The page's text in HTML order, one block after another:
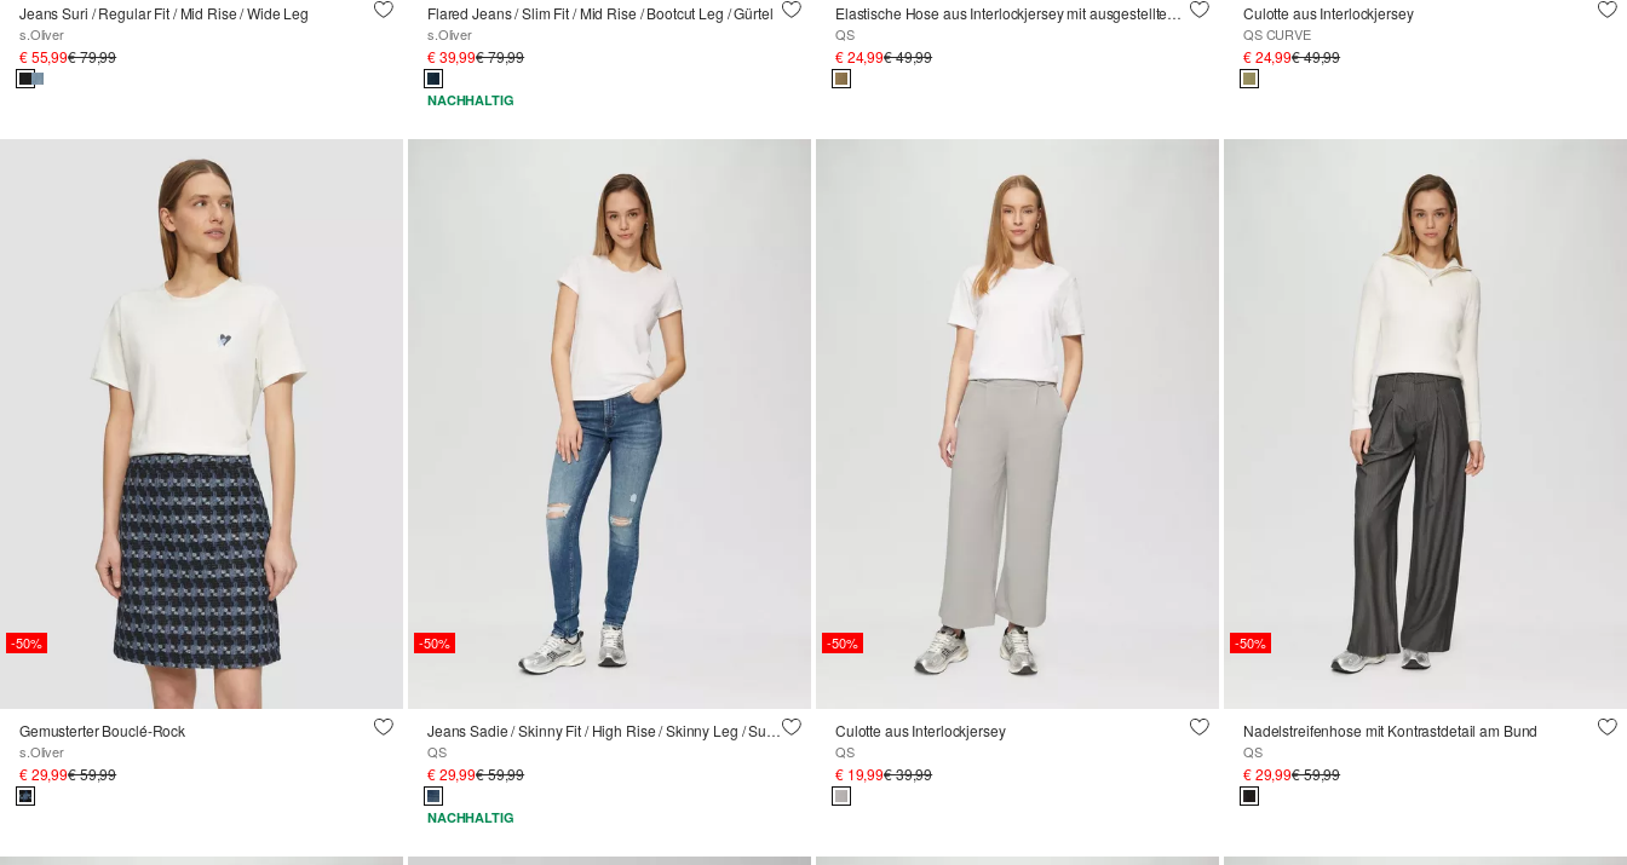
Jeans Suri / Regular Fit / Mid Rise / Wide Leg
s.Oliver
€ 55,99€ 79,99
Flared Jeans / Slim Fit / Mid Rise / Bootcut Leg / Gürtel
s.Oliver
€ 39,99€ 79,99
NACHHALTIG
Elastische Hose aus Interlockjersey mit ausgestelltem Bein
QS
€ 24,99€ 49,99
Culotte aus Interlockjersey
QS CURVE
€ 24,99€ 49,99
-50%
Gemusterter Bouclé-Rock
s.Oliver
€ 29,99€ 59,99
-50%
Jeans Sadie / Skinny Fit / High Rise / Skinny Leg / Superstretch / Destroyed Details
QS
€ 29,99€ 59,99
NACHHALTIG
-50%
Culotte aus Interlockjersey
QS
€ 19,99€ 39,99
-50%
Nadelstreifenhose mit Kontrastdetail am Bund
QS
€ 29,99€ 59,99